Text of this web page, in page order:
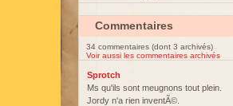
Commentaires
34 commentaires (dont 3 archivés)
Voir aussi les commentaires archivés
Sprotch
Ms qu'ils sont meugnons tout plein.
Jordy n'a rien inventÃ©.